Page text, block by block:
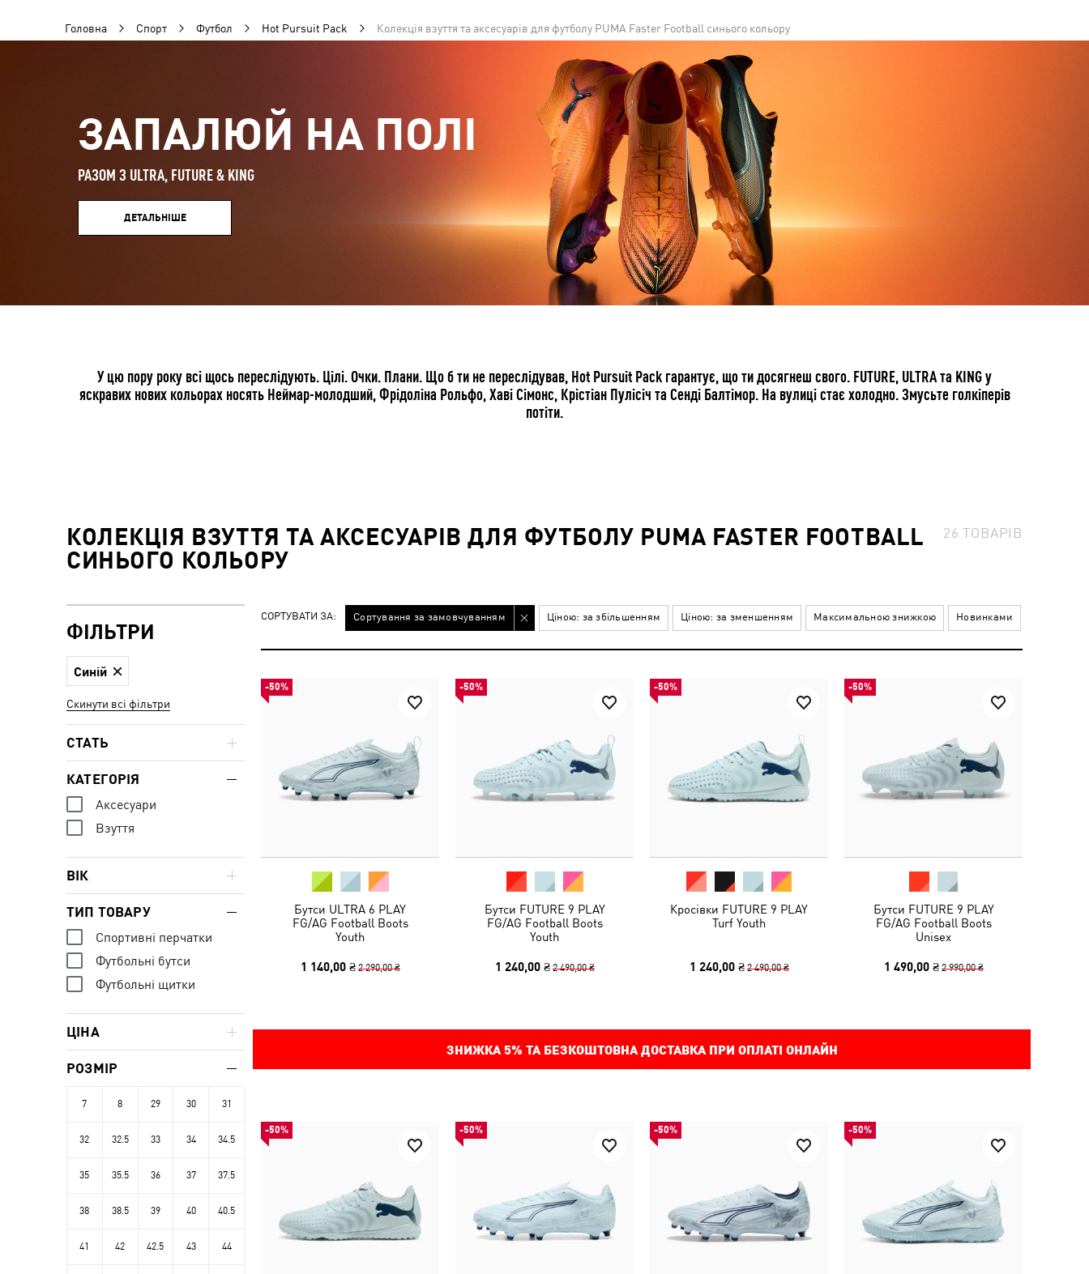
Головна Спорт Футбол Hot Pursuit Pack Колекція взуття та аксесуарів для футболу PUMA Faster Football синього кольору
ЗАПАЛЮЙ НА ПОЛІ
РАЗОМ З ULTRA, FUTURE & KING
ДЕТАЛЬНІШЕ
У цю пору року всі щось переслідують. Цілі. Очки. Плани. Що б ти не переслідував, Hot Pursuit Pack гарантує, що ти досягнеш свого. FUTURE, ULTRA та KING у
яскравих нових кольорах носять Неймар-молодший, Фрідоліна Рольфо, Хаві Сімонс, Крістіан Пулісіч та Сенді Балтімор. На вулиці стає холодно. Змусьте голкіперів
потіти.
КОЛЕКЦІЯ ВЗУТТЯ ТА АКСЕСУАРІВ ДЛЯ ФУТБОЛУ PUMA FASTER FOOTBALL
СИНЬОГО КОЛЬОРУ
26ТОВАРІВ
СОРТУВАТИ ЗА: Сортування за замовчуванням Ціною: за збільшенням Ціною: за зменшенням Максимальною знижкою Новинками
-50%
Бутси ULTRA 6 PLAY
FG/AG Football Boots
Youth
1 140,00 ₴ 2 290,00 ₴
-50%
Бутси FUTURE 9 PLAY
FG/AG Football Boots
Youth
1 240,00 ₴ 2 490,00 ₴
-50%
Кросівки FUTURE 9 PLAY
Turf Youth
1 240,00 ₴ 2 490,00 ₴
-50%
Бутси FUTURE 9 PLAY
FG/AG Football Boots
Unisex
1 490,00 ₴ 2 990,00 ₴
ЗНИЖКА 5% ТА БЕЗКОШТОВНА ДОСТАВКА ПРИ ОПЛАТІ ОНЛАЙН
-50% -50% -50% -50%
ФІЛЬТРИ
Синій
Скинути всі фільтри
СТАТЬ
КАТЕГОРІЯ
Аксесуари
Взуття
ВІК
ТИП ТОВАРУ
Спортивні перчатки
Футбольні бутси
Футбольні щитки
ЦІНА
РОЗМІР
7 8 29 30 31
32 32.5 33 34 34.5
35 35.5 36 37 37.5
38 38.5 39 40 40.5
41 42 42.5 43 44